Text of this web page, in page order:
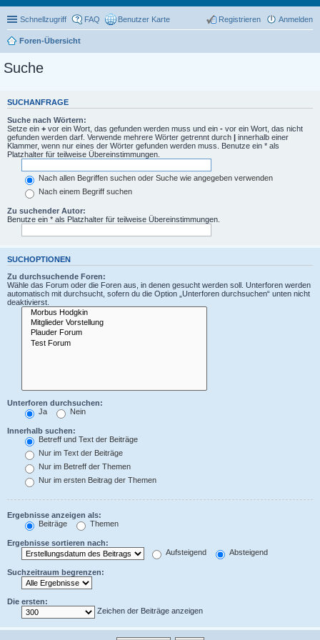
Schnellzugriff FAQ Benutzer Karte Anmelden
Registrieren
Foren-Übersicht
Suche
SUCHANFRAGE
Suche nach Wörtern:
Setze ein + vor ein Wort, das gefunden werden muss und ein - vor ein Wort, das nicht
gefunden werden darf. Verwende mehrere Wörter getrennt durch | innerhalb einer
Klammer, wenn nur eines der Wörter gefunden werden muss. Benutze ein * als
Platzhalter für teilweise Übereinstimmungen.
Nach allen Begriffen suchen oder Suche wie angegeben verwenden
Nach einem Begriff suchen
Zu suchender Autor:
Benutze ein * als Platzhalter für teilweise Übereinstimmungen.
SUCHOPTIONEN
Zu durchsuchende Foren:
Wähle das Forum oder die Foren aus, in denen gesucht werden soll. Unterforen werden
automatisch mit durchsucht, sofern du die Option „Unterforen durchsuchen“ unten nicht
deaktivierst.
Unterforen durchsuchen:
Ja
Nein
Innerhalb suchen:
Betreff und Text der Beiträge
Nur im Text der Beiträge
Nur im Betreff der Themen
Nur im ersten Beitrag der Themen
Ergebnisse anzeigen als:
Beiträge
Themen
Ergebnisse sortieren nach:
Aufsteigend
Absteigend
Suchzeitraum begrenzen:
Die ersten:
Zeichen der Beiträge anzeigen